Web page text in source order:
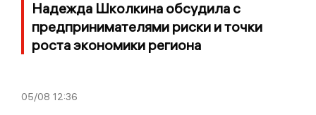
Надежда Школкина обсудила с
предпринимателями риски и точки
роста экономики региона
05/08 12:36